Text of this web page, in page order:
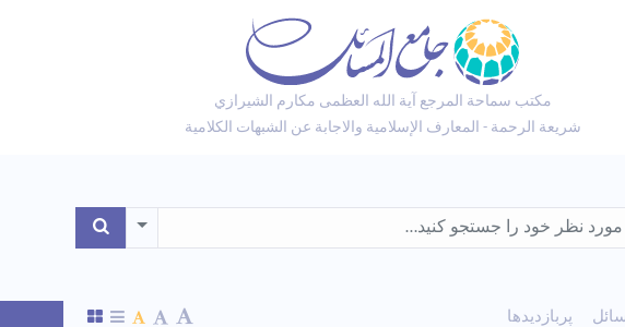
مكتب سماحة المرجع آية الله العظمى مكارم الشيرازي
شريعة الرحمة - المعارف الإسلامية والاجابة عن الشبهات الكلامية
Toggle Dropdown
پربازدیدها